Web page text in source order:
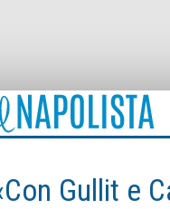
Gullit e